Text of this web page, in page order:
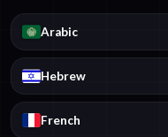
Arabic
Hebrew
French